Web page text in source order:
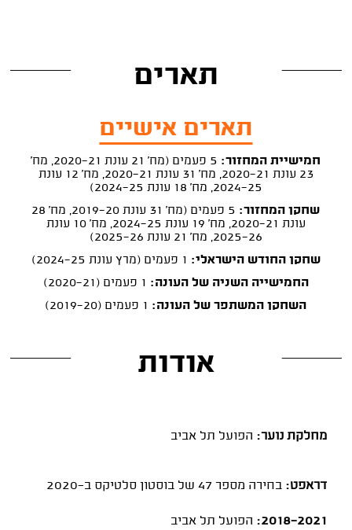
תארים
תארים אישיים
חמישיית המחזור:
5 פעמים (מח' 21 עונת 2020-21, מח'
23 עונת 2020-21, מח' 31 עונת 2020-21, מח' 12 עונת
2024-25, מח' 18 עונת 2024-25)
שחקן המחזור:
5 פעמים (מח' 31 עונת 2019-20, מח' 28
עונת 2020-21, מח' 19 עונת 2024-25, מח' 10 עונת
2025-26, מח' 21 עונת 2025-26)
שחקן החודש הישראלי:
החמישייה השניה של העונה:
השחקן המשתפר של העונה:
אודות
מחלקת נוער: הפועל תל אביב
דראפט: בחירה מספר 47 של בוסטון סלטיקס ב־2020
2018-2021:
הפועל תל אביב